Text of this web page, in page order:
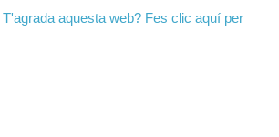
T'agrada aquesta web? Fes clic aquí per